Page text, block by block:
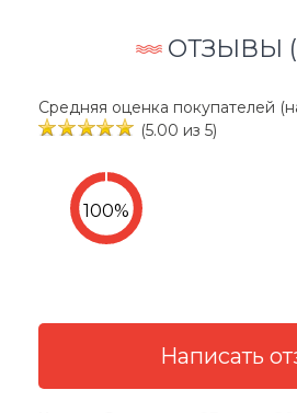
ОТЗЫВЫ (
Средняя оценка покупателей
(5.00 из 5)